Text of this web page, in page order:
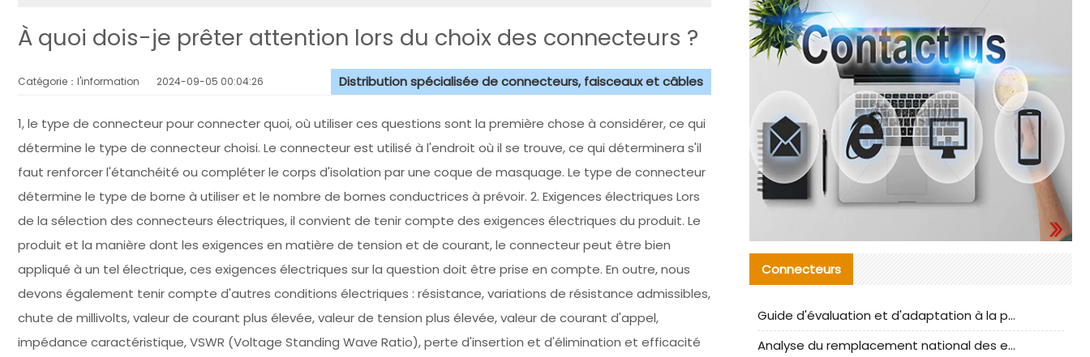
À quoi dois-je prêter attention lors du choix des connecteurs ?
Catégorie：l'information 2024-09-05 00:04:26 Distribution spécialisée de connecteurs, faisceaux et câbles
1, le type de connecteur pour connecter quoi, où utiliser ces questions sont la première chose à considérer, ce qui
détermine le type de connecteur choisi. Le connecteur est utilisé à l'endroit où il se trouve, ce qui déterminera s'il
faut renforcer l'étanchéité ou compléter le corps d'isolation par une coque de masquage. Le type de connecteur
détermine le type de borne à utiliser et le nombre de bornes conductrices à prévoir. 2. Exigences électriques Lors
de la sélection des connecteurs électriques, il convient de tenir compte des exigences électriques du produit. Le
produit et la manière dont les exigences en matière de tension et de courant, le connecteur peut être bien
appliqué à un tel électrique, ces exigences électriques sur la question doit être prise en compte. En outre, nous
devons également tenir compte d'autres conditions électriques : résistance, variations de résistance admissibles,
chute de millivolts, valeur de courant plus élevée, valeur de tension plus élevée, valeur de courant d'appel,
impédance caractéristique, VSWR (Voltage Standing Wave Ratio), perte d'insertion et d'élimination et efficacité
Connecteurs
Guide d'évaluation et d'adaptation à la production des composants de câbles nationaux CNC Tech
Analyse du remplacement national des ensembles de câbles à fréquence élevée I-PEX